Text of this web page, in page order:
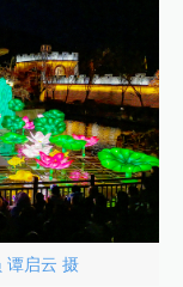
谭启云 摄